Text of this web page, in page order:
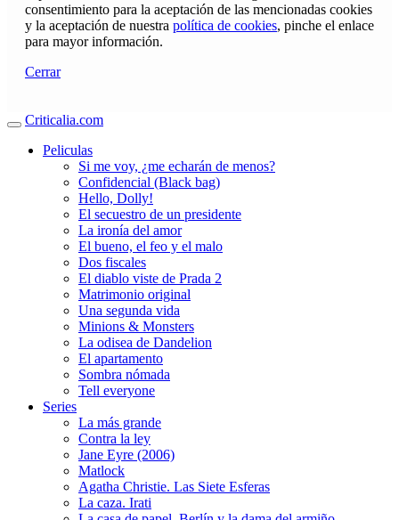
consentimiento para la aceptación de las mencionadas cookies
y la aceptación de nuestra política de cookies, pinche el enlace
para mayor información.
Cerrar
Criticalia.com
Peliculas
Si me voy, ¿me echarán de menos?
Confidencial (Black bag)
Hello, Dolly!
El secuestro de un presidente
La ironía del amor
El bueno, el feo y el malo
Dos fiscales
El diablo viste de Prada 2
Matrimonio original
Una segunda vida
Minions & Monsters
La odisea de Dandelion
El apartamento
Sombra nómada
Tell everyone
Series
La más grande
Contra la ley
Jane Eyre (2006)
Matlock
Agatha Christie. Las Siete Esferas
La caza. Irati